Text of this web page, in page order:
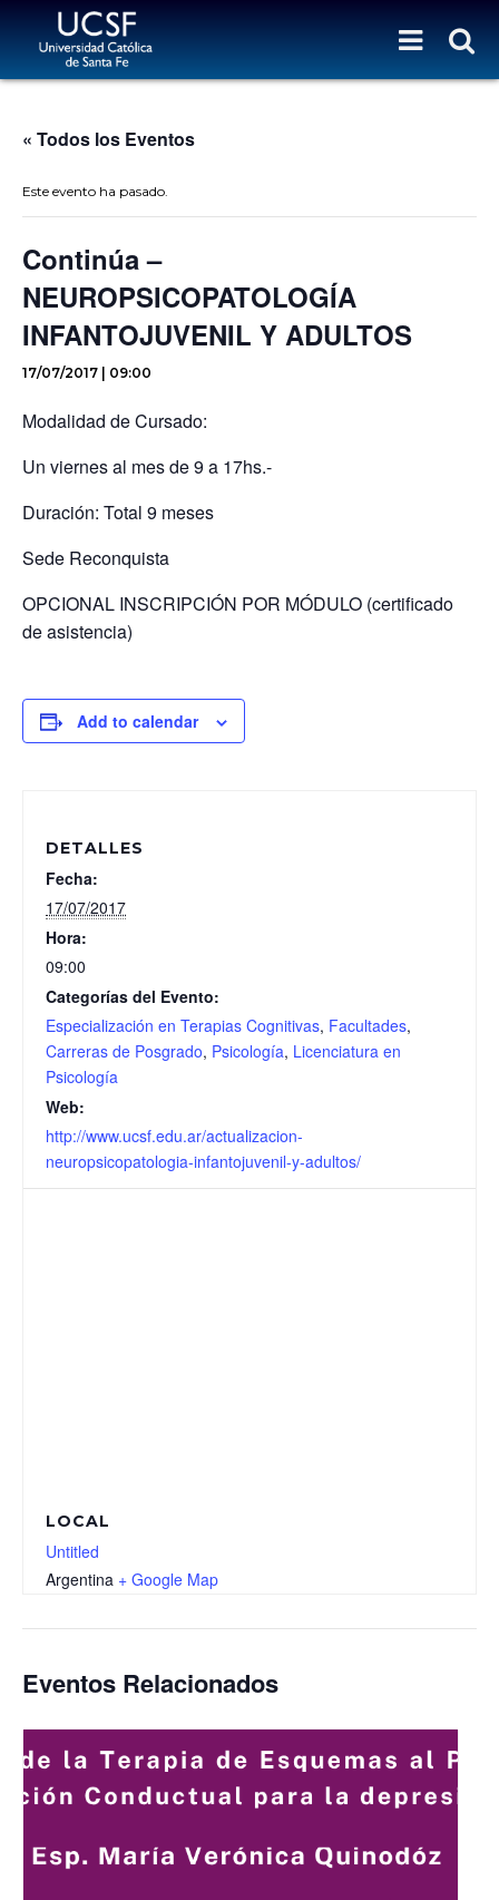
« Todos los Eventos
Este evento ha pasado.
Continúa –
NEUROPSICOPATOLOGÍA
INFANTOJUVENIL Y ADULTOS
17/07/2017 | 09:00
Modalidad de Cursado:
Un viernes al mes de 9 a 17hs.-
Duración: Total 9 meses
Sede Reconquista
OPCIONAL INSCRIPCIÓN POR MÓDULO (certificado
de asistencia)
Add to calendar
DETALLES
Fecha:
17/07/2017
Hora:
09:00
Categorías del Evento:
Especialización en Terapias Cognitivas, Facultades,
Carreras de Posgrado, Psicología, Licenciatura en
Psicología
Web:
http://www.ucsf.edu.ar/actualizacion-
neuropsicopatologia-infantojuvenil-y-adultos/
LOCAL
Untitled
Argentina + Google Map
Eventos Relacionados